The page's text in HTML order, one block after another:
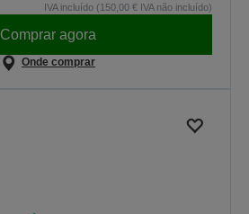
IVA incluído (150,00 € IVA não incluído)
Comprar agora
Onde comprar